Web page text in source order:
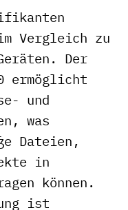
Vergleich zu
Der
ermöglicht
und
was
Dateien,
in
können.
ist